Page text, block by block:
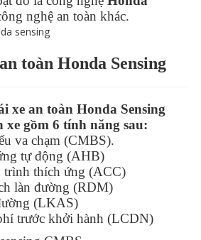
nghệ an toàn khác.
toàn Honda Sensing
xe an toàn Honda Sensing
gồm 6 tính năng sau:
va chạm (CMBS).
tự động (AHB)
trình thích ứng (ACC)
làn đường (RDM)
(LKAS)
trước khởi hành (LCDN)